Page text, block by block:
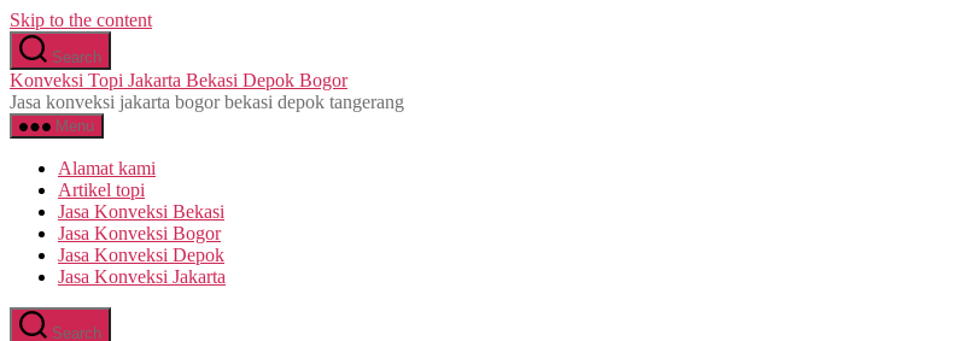
Skip to the content
Search
Konveksi Topi Jakarta Bekasi Depok Bogor
Jasa konveksi jakarta bogor bekasi depok tangerang
Menu
Alamat kami
Artikel topi
Jasa Konveksi Bekasi
Jasa Konveksi Bogor
Jasa Konveksi Depok
Jasa Konveksi Jakarta
Search